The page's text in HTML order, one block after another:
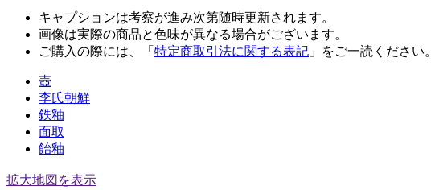
キャプションは考察が進み次第随時更新されます。
画像は実際の商品と色味が異なる場合がございます。
ご購入の際には、「 特定商取引法に関する表記 」をご一読ください。
壺
李氏朝鮮
鉄釉
面取
飴釉
拡大地図を表示